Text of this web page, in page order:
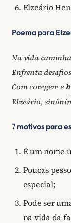
Elzeário
Poema para
Na vida
Enfrenta
Com coragem e
Elzeário,
7 motivos para
É um nome
Poucas
especial;
Pode ser
na vida da